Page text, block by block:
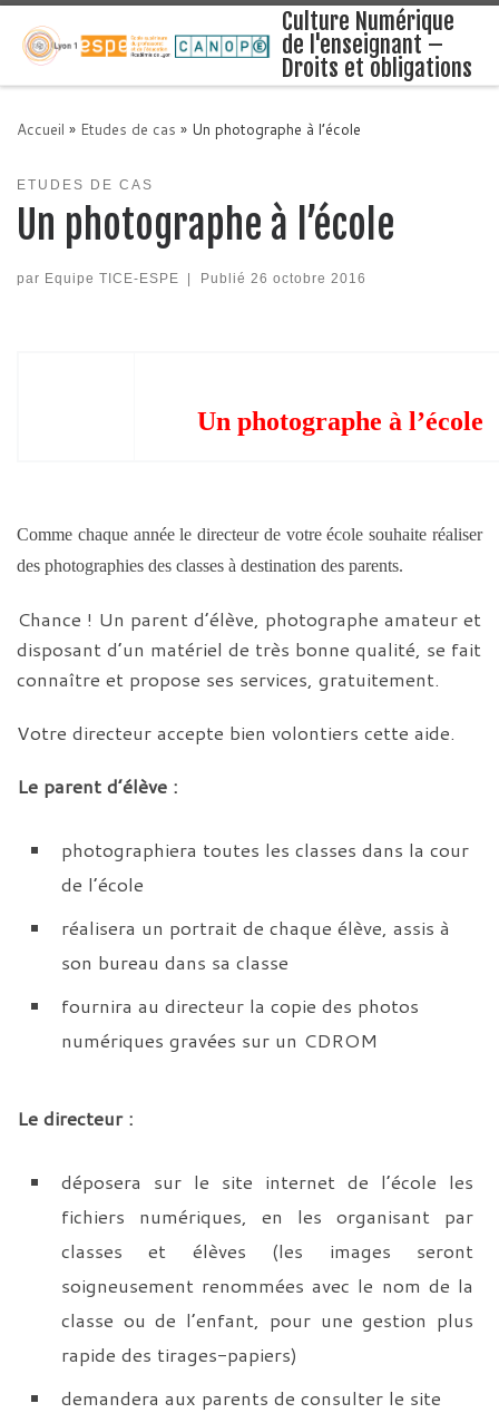
Culture Numérique
de l'enseignant –
Droits et obligations
Accueil » Etudes de cas » Un photographe à l’école
ETUDES DE CAS
Un photographe à l’école
par Equipe TICE-ESPE Publié 26 octobre 2016
Un photographe à l’école
Comme chaque année le directeur de votre école souhaite réaliser
des photographies des classes à destination des parents.
Chance ! Un parent d’élève, photographe amateur et
disposant d’un matériel de très bonne qualité, se fait
connaître et propose ses services, gratuitement.
Votre directeur accepte bien volontiers cette aide.
Le parent d’élève :
photographiera toutes les classes dans la cour
de l’école
réalisera un portrait de chaque élève, assis à
son bureau dans sa classe
fournira au directeur la copie des photos
numériques gravées sur un CDROM
Le directeur :
déposera sur le site internet de l’école les
fichiers numériques, en les organisant par
classes et élèves (les images seront
soigneusement renommées avec le nom de la
classe ou de l’enfant, pour une gestion plus
rapide des tirages-papiers)
demandera aux parents de consulter le site